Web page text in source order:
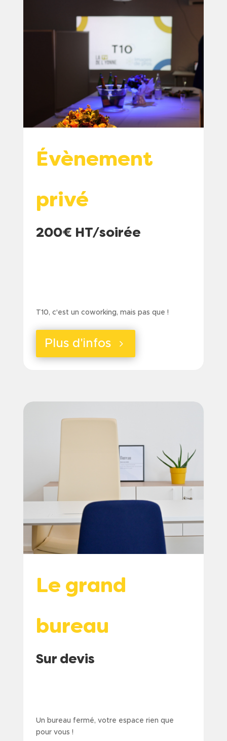
Évènement
privé
200€ HT/soirée
T10, c'est un coworking, mais pas que !
Plus d'infos
Le grand
bureau
Sur devis
Un bureau fermé, votre espace rien que
pour vous !